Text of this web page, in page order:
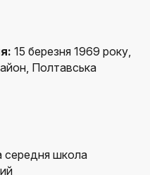
15 березня 1969 року,
Полтавська
середня школа